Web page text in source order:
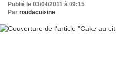
Publié le 03/04/2011 à 09:15
Par roudacuisine